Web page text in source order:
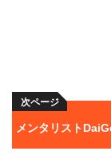
次ページ
メンタリスト